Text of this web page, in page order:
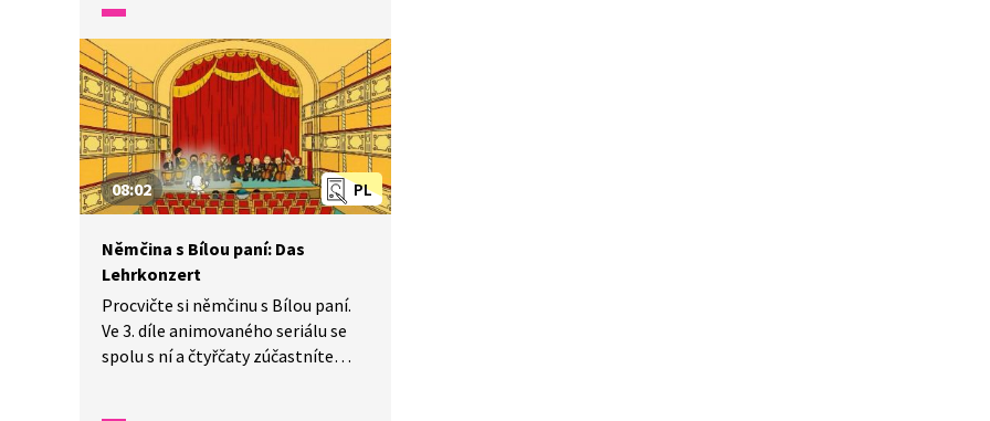
správně chovat v divadle.
PL
08:02
Němčina s Bílou paní: Das
Lehrkonzert
Procvičte si němčinu s Bílou paní.
Ve 3. díle animovaného seriálu se
spolu s ní a čtyřčaty zúčastníte